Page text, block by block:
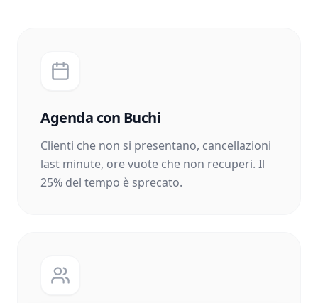
Agenda con Buchi
Clienti che non si presentano, cancellazioni
last minute, ore vuote che non recuperi. Il
25% del tempo è sprecato.